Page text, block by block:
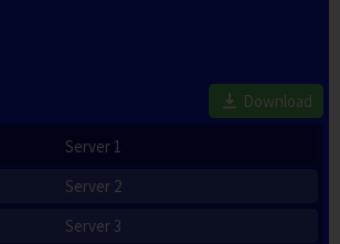
Download
Server 1
Server 2
Server 3